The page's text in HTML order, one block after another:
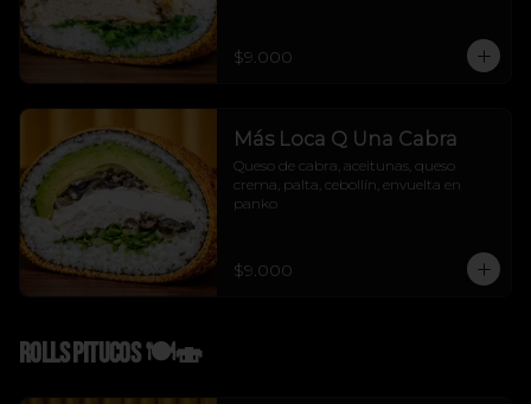
😏💛
$9.000
Más Loca Q Una Cabra
Queso de cabra, aceitunas, queso
crema, palta, cebollín, envuelta en
panko
$9.000
Rolls Pitucos 🍽️🍣